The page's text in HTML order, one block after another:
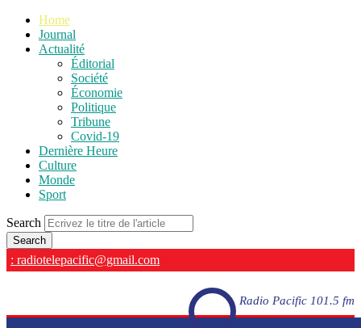
Home
Journal
Actualité
Éditorial
Société
Économie
Politique
Tribune
Covid-19
Dernière Heure
Culture
Monde
Sport
Search
: radiotelepacific@gmail.com
Radio Pacific 101.5 fm